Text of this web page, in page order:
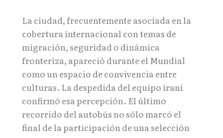
La ciudad, frecuentemente asociada en la
cobertura internacional con temas de
migración, seguridad o dinámica
fronteriza, apareció durante el Mundial
como un espacio de convivencia entre
culturas. La despedida del equipo iraní
confirmó esa percepción. El último
recorrido del autobús no sólo marcó el
final de la participación de una selección